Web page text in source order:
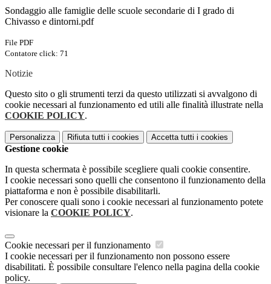
Sondaggio alle famiglie delle scuole secondarie di I grado di
Chivasso e dintorni.pdf
File PDF
Contatore click: 71
Notizie
Questo sito o gli strumenti terzi da questo utilizzati si avvalgono di
cookie necessari al funzionamento ed utili alle finalità illustrate nella
COOKIE POLICY.
Personalizza Rifiuta tutti i cookies Accetta tutti i cookies
Gestione cookie
In questa schermata è possibile scegliere quali cookie consentire.
I cookie necessari sono quelli che consentono il funzionamento della
piattaforma e non è possibile disabilitarli.
Per conoscere quali sono i cookie necessari al funzionamento potete
visionare la COOKIE POLICY.
Cookie necessari per il funzionamento
I cookie necessari per il funzionamento non possono essere
disabilitati. È possibile consultare l'elenco nella pagina della cookie
policy.